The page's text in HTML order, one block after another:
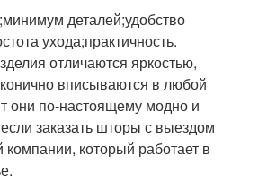
деталей;удобство
ухода;практичность.
отличаются яркостью,
вписываются в любой
они по-настоящему модно и
заказать шторы с выездом
который работает в